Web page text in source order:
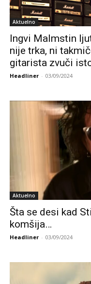
Aktuelno
Ingvi Malmstin
nije trka, ni
gitarista zvuči
Headliner - 03/09/2024
Aktuelno
Šta se desi kad
komšija…
Headliner - 03/09/2024